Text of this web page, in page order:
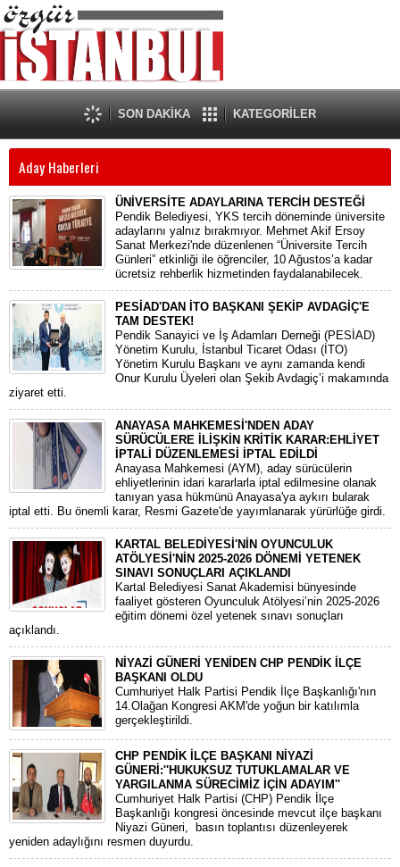
SON DAKİKA KATEGORİLER
Aday Haberleri
ÜNİVERSİTE ADAYLARINA TERCİH DESTEĞİ
Pendik Belediyesi, YKS tercih döneminde üniversite
adaylarını yalnız bırakmıyor. Mehmet Akif Ersoy
Sanat Merkezi'nde düzenlenen “Üniversite Tercih
Günleri” etkinliği ile öğrenciler, 10 Ağustos’a kadar
ücretsiz rehberlik hizmetinden faydalanabilecek.
PESİAD'DAN İTO BAŞKANI ŞEKİP AVDAGİÇ'E
TAM DESTEK!
​Pendik Sanayici ve İş Adamları Derneği (PESİAD)
Yönetim Kurulu, İstanbul Ticaret Odası (İTO)
Yönetim Kurulu Başkanı ve aynı zamanda kendi
Onur Kurulu Üyeleri olan Şekib Avdagiç’i makamında
ziyaret etti.
ANAYASA MAHKEMESİ'NDEN ADAY
SÜRÜCÜLERE İLİŞKİN KRİTİK KARAR:EHLİYET
İPTALİ DÜZENLEMESİ İPTAL EDİLDİ
​Anayasa Mahkemesi (AYM), aday sürücülerin
ehliyetlerinin idari kararlarla iptal edilmesine olanak
tanıyan yasa hükmünü Anayasa'ya aykırı bularak
iptal etti. Bu önemli karar, Resmi Gazete'de yayımlanarak yürürlüğe girdi.
KARTAL BELEDİYESİ'NİN OYUNCULUK
ATÖLYESİ'NİN 2025-2026 DÖNEMİ YETENEK
SINAVI SONUÇLARI AÇIKLANDI
Kartal Belediyesi Sanat Akademisi bünyesinde
faaliyet gösteren Oyunculuk Atölyesi’nin 2025-2026
eğitim dönemi özel yetenek sınavı sonuçları
açıklandı.
NİYAZİ GÜNERİ YENİDEN CHP PENDİK İLÇE
BAŞKANI OLDU
Cumhuriyet Halk Partisi Pendik İlçe Başkanlığı'nın
14.Olağan Kongresi AKM'de yoğun bir katılımla
gerçekleştirildi.
CHP PENDİK İLÇE BAŞKANI NİYAZİ
GÜNERİ:''HUKUKSUZ TUTUKLAMALAR VE
YARGILANMA SÜRECİMİZ İÇİN ADAYIM''
Cumhuriyet Halk Partisi (CHP) Pendik İlçe
Başkanlığı kongresi öncesinde mevcut ilçe başkanı
Niyazi Güneri, basın toplantısı düzenleyerek
yeniden adaylığını resmen duyurdu.